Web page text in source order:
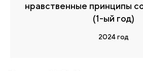
нравственные принципы
(1-ый год)
2024 год